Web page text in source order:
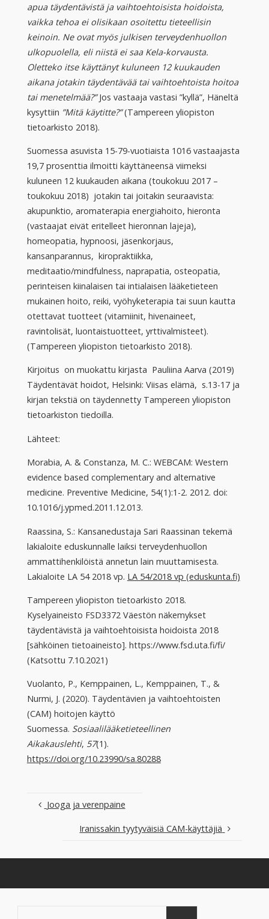
apua täydentävistä ja vaihtoehtoisista hoidoista,
vaikka tehoa ei olisikaan osoitettu tieteellisin
keinoin. Ne ovat myös julkisen terveydenhuollon
ulkopuolella, eli niistä ei saa Kela-korvausta.
Oletteko itse käyttänyt kuluneen 12 kuukauden
aikana jotakin täydentävää tai vaihtoehtoista hoitoa
tai menetelmää?”Jos vastaaja vastasi ”kyllä”, Häneltä
kysyttiin ”Mitä käytitte?”(Tampereen yliopiston
tietoarkisto 2018).
Suomessa asuvista 15-79-vuotiaista 1016 vastaajasta
19,7 prosenttia ilmoitti käyttäneensä viimeksi
kuluneen 12 kuukauden aikana (toukokuu 2017 –
toukokuu 2018) jotakin tai joitakin seuraavista:
akupunktio, aromaterapia energiahoito, hieronta
(vastaajat eivät eritelleet hieronnan lajeja),
homeopatia, hypnoosi, jäsenkorjaus,
kansanparannus, kiropraktiikka,
meditaatio/mindfulness, naprapatia, osteopatia,
perinteisen kiinalaisen tai intialaisen lääketieteen
mukainen hoito, reiki, vyöhyketerapia tai suun kautta
otettavat tuotteet (vitamiinit, hivenaineet,
ravintolisät, luontaistuotteet, yrttivalmisteet).
(Tampereen yliopiston tietoarkisto 2018).
Kirjoitus on muokattu kirjasta Pauliina Aarva (2019)
Täydentävät hoidot, Helsinki: Viisas elämä, s.13-17 ja
kirjan tekstiä on täydennetty Tampereen yliopiston
tietoarkiston tiedoilla.
Lähteet:
Morabia, A. & Constanza, M. C.: WEBCAM: Western
evidence based complementary and alternative
medicine. Preventive Medicine, 54(1):1-2. 2012. doi:
10.1016/j.ypmed.2011.12.013.
Raassina, S.: Kansanedustaja Sari Raassinan tekemä
lakialoite eduskunnalle laiksi terveydenhuollon
ammattihenkilöistä annetun lain muuttamisesta.
Lakialoite LA 54 2018 vp. LA 54/2018 vp (eduskunta.fi)
Tampereen yliopiston tietoarkisto 2018.
Kyselyaineisto FSD3372 Väestön näkemykset
täydentävistä ja vaihtoehtoisista hoidoista 2018
[sähköinen tietoaineisto]. https://www.fsd.uta.fi/fi/
(Katsottu 7.10.2021)
Vuolanto, P., Kemppainen, L., Kemppainen, T., &
Nurmi, J. (2020). Täydentävien ja vaihtoehtoisten
(CAM) hoitojen käyttö
Suomessa. Sosiaalilääketieteellinen
Aikakauslehti, 57(1).
https://doi.org/10.23990/sa.80288
Jooga ja verenpaine
Iranissakin tyytyväisiä CAM-käyttäjiä